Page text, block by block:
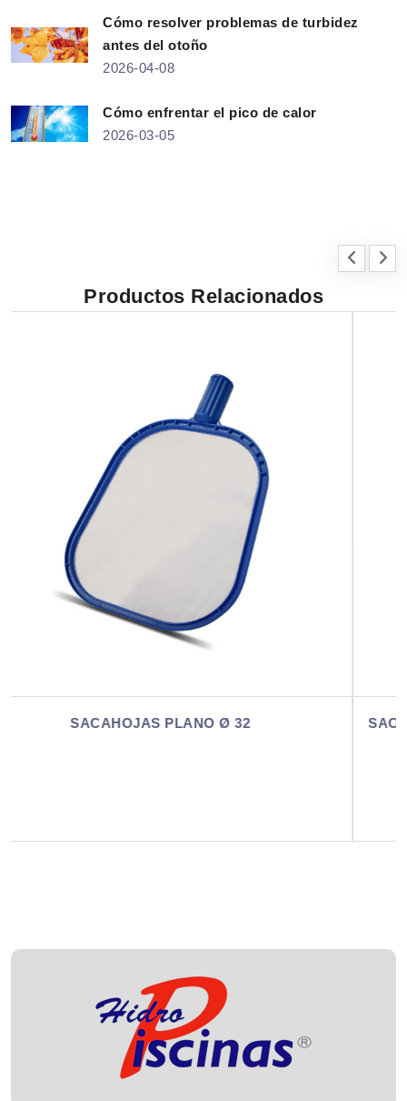
Cómo resolver problemas de turbidez
antes del otoño
2026-04-08
Cómo enfrentar el pico de calor
2026-03-05
Productos Relacionados
SACAHOJAS PROFESIONAL BOLSA GRANDE